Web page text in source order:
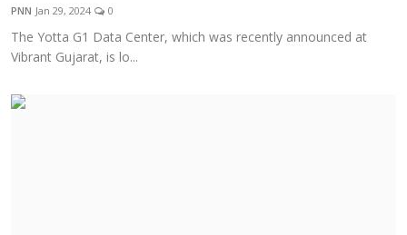
PNN Jan 29, 2024 0
The Yotta G1 Data Center, which was recently announced at
Vibrant Gujarat, is lo...